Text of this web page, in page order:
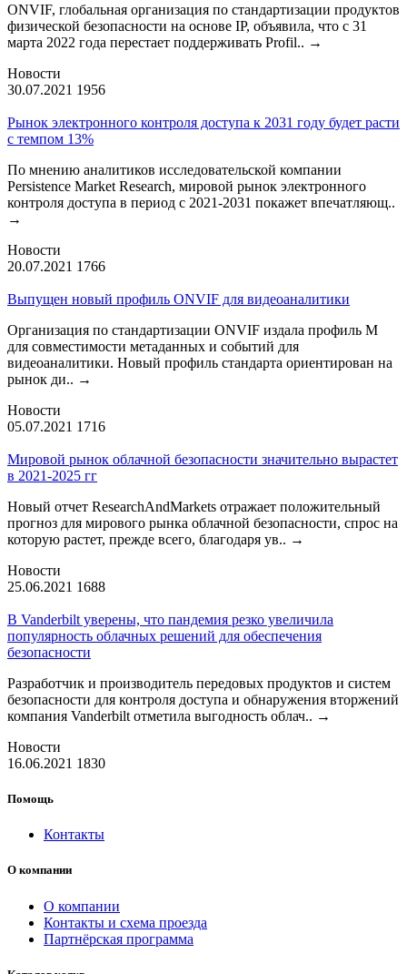
ONVIF, глобальная организация по стандартизации продуктов
физической безопасности на основе IP, объявила, что с 31
марта 2022 года перестает поддерживать Profil.. →
Новости
30.07.2021 1956
Рынок электронного контроля доступа к 2031 году будет расти
с темпом 13%
По мнению аналитиков исследовательской компании
Persistence Market Research, мировой рынок электронного
контроля доступа в период с 2021-2031 покажет впечатляющ..
→
Новости
20.07.2021 1766
Выпущен новый профиль ONVIF для видеоаналитики
Организация по стандартизации ONVIF издала профиль М
для совместимости метаданных и событий для
видеоаналитики. Новый профиль стандарта ориентирован на
рынок ди.. →
Новости
05.07.2021 1716
Мировой рынок облачной безопасности значительно вырастет
в 2021-2025 гг
Новый отчет ResearchAndMarkets отражает положительный
прогноз для мирового рынка облачной безопасности, спрос на
которую растет, прежде всего, благодаря ув.. →
Новости
25.06.2021 1688
В Vanderbilt уверены, что пандемия резко увеличила
популярность облачных решений для обеспечения
безопасности
Разработчик и производитель передовых продуктов и систем
безопасности для контроля доступа и обнаружения вторжений
компания Vanderbilt отметила выгодность облач.. →
Новости
16.06.2021 1830
Помощь
Контакты
О компании
О компании
Контакты и схема проезда
Партнёрская программа